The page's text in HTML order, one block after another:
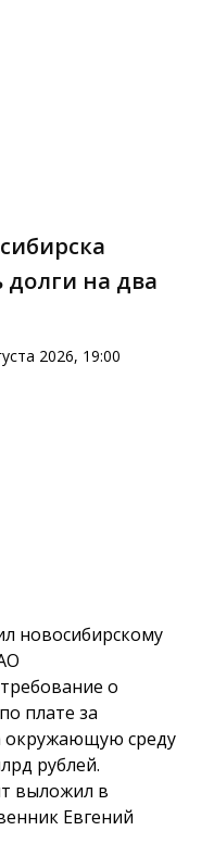
долги на два
2026, 19:00
новосибирскому
о
плате за
окружающую среду
рублей.
выложил в
Евгений